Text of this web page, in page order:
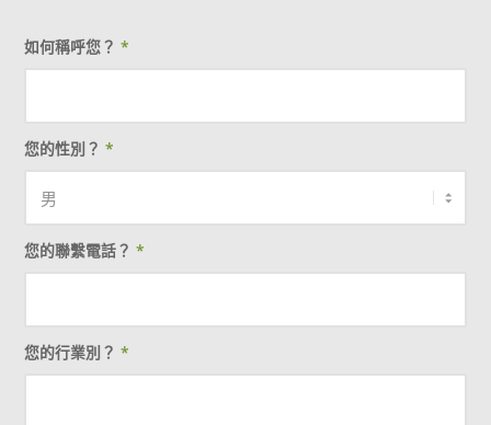
如何稱呼您？*
您的性別？*
您的聯繫電話？*
您的行業別？*